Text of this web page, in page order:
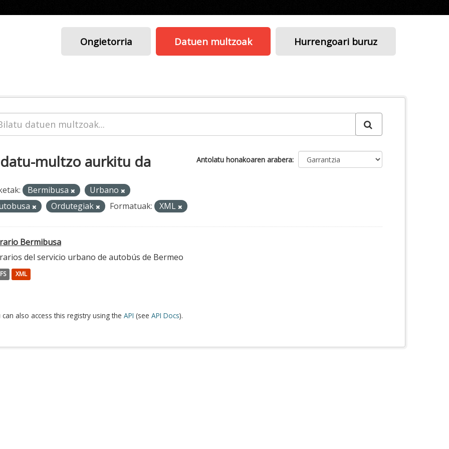
Ongietorria Datuen multzoak Hurrengoari buruz
Antolatu honakoaren arabera
multzo aurkitu da
Bermibusa
Urbano
Ordutegiak Formatuak: XML
Bermibusa
del servicio urbano de autobús de Bermeo
XML
can also access this registry using the API (see API Docs).